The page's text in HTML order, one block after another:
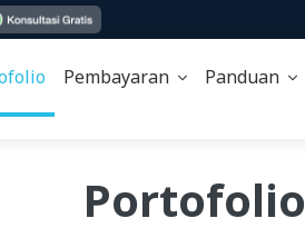
Pembayaran Panduan
Portofolio